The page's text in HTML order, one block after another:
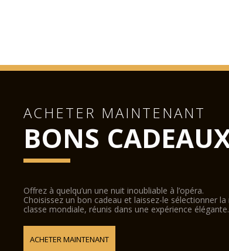
ACHETER MAINTENANT
BONS
Offrez à quelqu’un une nuit inoubliable à l’opéra.
Choisissez un bon cadeau et laissez-le sélectionner
classe mondiale, réunis dans une expérience élégante.
ACHETER MAINTENANT